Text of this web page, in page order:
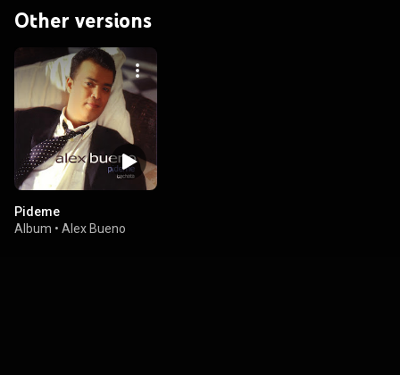
Other versions
Pideme
Album • Alex Bueno